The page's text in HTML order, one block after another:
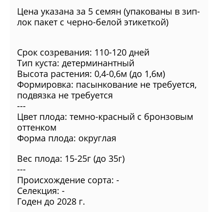
Цена указана за 5 семян (упакованы в зип-
лок пакет с черно-белой этикеткой)
Срок созревания: 110-120 дней
Тип куста: детерминантный
Высота растения: 0,4-0,6м (до 1,6м)
Формировка: пасынкование не требуется,
подвязка не требуется
---
Цвет плода: темно-красный с бронзовым
оттенком
Форма плода: округлая
Вес плода: 15-25г (до 35г)
---
Происхождение сорта: -
Селекция: -
Годен до 2028 г.